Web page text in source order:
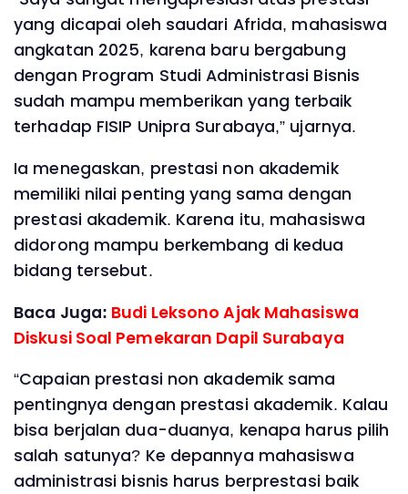
yang dicapai oleh saudari Afrida, mahasiswa
angkatan 2025, karena baru bergabung
dengan Program Studi Administrasi Bisnis
sudah mampu memberikan yang terbaik
terhadap FISIP Unipra Surabaya,” ujarnya.
Ia menegaskan, prestasi non akademik
memiliki nilai penting yang sama dengan
prestasi akademik. Karena itu, mahasiswa
didorong mampu berkembang di kedua
bidang tersebut.
Baca Juga: Budi Leksono Ajak Mahasiswa
Diskusi Soal Pemekaran Dapil Surabaya ‎
“Capaian prestasi non akademik sama
pentingnya dengan prestasi akademik. Kalau
bisa berjalan dua-duanya, kenapa harus pilih
salah satunya? Ke depannya mahasiswa
administrasi bisnis harus berprestasi baik